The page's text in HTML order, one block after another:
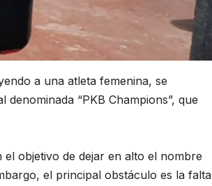
a una atleta femenina, se
“PKB Champions”, que
objetivo de dejar en alto el nombre
el principal obstáculo es la falta